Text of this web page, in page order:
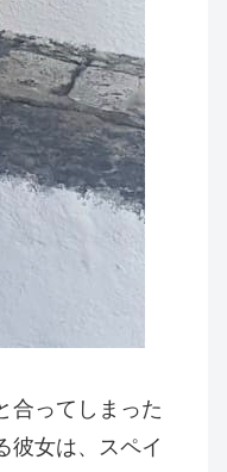
合ってしまった
彼女は、スペイ